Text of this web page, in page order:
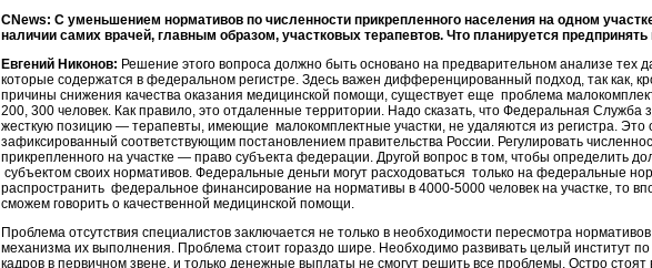
CNews: С уменьшением нормативов по численности прикрепленного населения на одном
наличии самих врачей, главным образом, участковых терапевтов. Что планируется предпринять
Евгений Никонов: Решение этого вопроса должно быть основано на предварительном анализе тех
которые содержатся в федеральном регистре. Здесь важен дифференцированный подход, так как,
причины снижения качества оказания медицинской помощи, существует еще проблема
200, 300 человек. Как правило, это отдаленные территории. Надо сказать, что Федеральная Служба
жесткую позицию — терапевты, имеющие малокомплектные участки, не удаляются из регистра. Это
зафиксированный соответствующим постановлением правительства России. Регулировать
прикрепленного на участке — право субъекта федерации. Другой вопрос в том, чтобы определить
субъектом своих нормативов. Федеральные деньги могут расходоваться только на федеральные
распространить федеральное финансирование на нормативы в 4000-5000 человек на участке, то
сможем говорить о качественной медицинской помощи.
Проблема отсутствия специалистов заключается не только в необходимости пересмотра нормативов
механизма их выполнения. Проблема стоит гораздо шире. Необходимо развивать целый институт
кадров в первичном звене, и только денежные выплаты не смогут решить все проблемы. Остро